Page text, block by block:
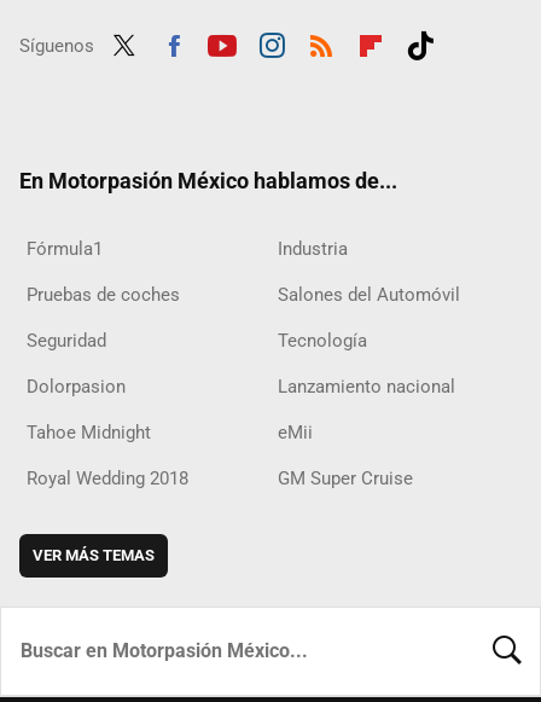
Síguenos
En Motorpasión México hablamos de...
Fórmula1 Industria
Pruebas de coches Salones del Automóvil
Seguridad Tecnología
Dolorpasion Lanzamiento nacional
Tahoe Midnight eMii
Royal Wedding 2018 GM Super Cruise
VER MÁS TEMAS